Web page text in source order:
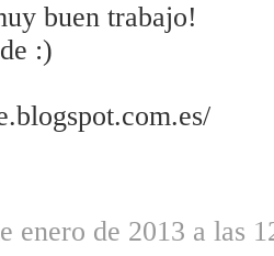
buen trabajo!
:)
enero de 2013 a las